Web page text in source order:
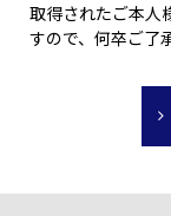
取得されたご本人
すので、何卒ご了